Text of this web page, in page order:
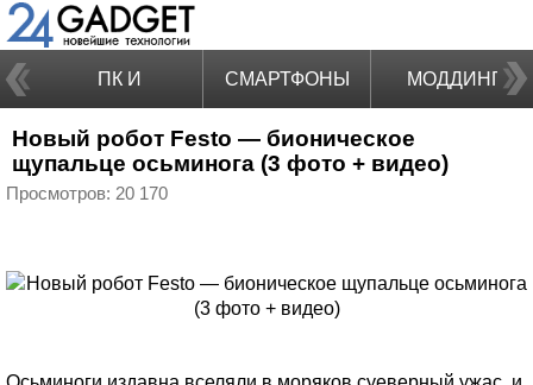
ПК И
НОУТБУКИ
СМАРТФОНЫ МОДДИНГ
Новый робот Festo — бионическое
щупальце осьминога (3 фото + видео)
Просмотров: 20 170